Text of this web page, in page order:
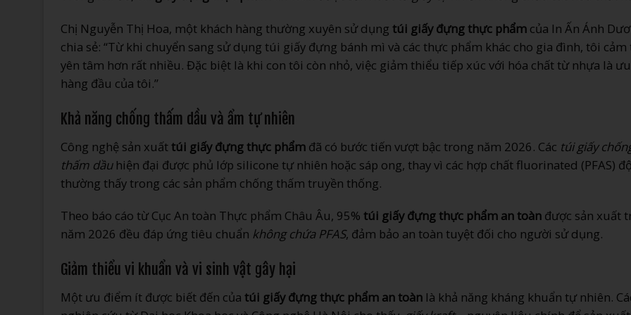
Chị Nguyễn Thị Hoa, một khách hàng thường xuyên sử dụng túi giấy đựng thực phẩm của In Ấn Ánh
chia sẻ: “Từ khi chuyển sang sử dụng túi giấy đựng bánh mì và các thực phẩm khác cho gia đình, tôi cảm
yên tâm hơn rất nhiều. Đặc biệt là khi con tôi còn nhỏ, việc giảm thiểu tiếp xúc với hóa chất từ nhựa là
hàng đầu của tôi.”
Khả năng chống thấm dầu và ẩm tự nhiên
Công nghệ sản xuấttúi giấy đựng thực phẩm đã có bước tiến vượt bậc trong năm 2026. Các túi giấy
thấm dầuhiện đại được phủ lớp silicone tự nhiên hoặc sáp ong, thay vì các hợp chất fluorinated (PFAS)
thường thấy trong các sản phẩm chống thấm truyền thống.
Theo báo cáo từ Cục An toàn Thực phẩm Châu Âu, 95% túi giấy đựng thực phẩm an toàn được sản xuất
năm 2026 đều đáp ứng tiêu chuẩn không chứa PFAS, đảm bảo an toàn tuyệt đối cho người sử dụng.
Giảm thiểu vi khuẩn và vi sinh vật gây hại
Một ưu điểm ít được biết đến của túi giấy đựng thực phẩm an toàn là khả năng kháng khuẩn tự nhiên.